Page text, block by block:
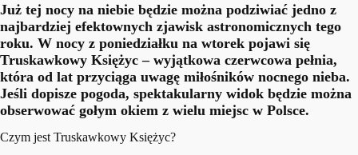
Już tej nocy na niebie będzie można podziwiać jedno z
najbardziej efektownych zjawisk astronomicznych tego
roku. W nocy z poniedziałku na wtorek pojawi się
Truskawkowy Księżyc – wyjątkowa czerwcowa pełnia,
która od lat przyciąga uwagę miłośników nocnego nieba.
Jeśli dopisze pogoda, spektakularny widok będzie można
obserwować gołym okiem z wielu miejsc w Polsce.
Czym jest Truskawkowy Księżyc?